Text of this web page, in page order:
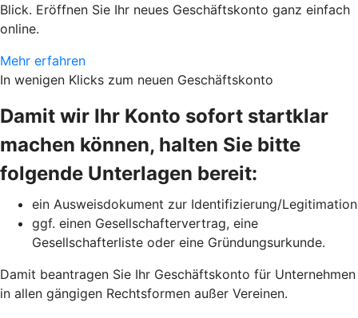
Blick. Eröffnen Sie Ihr neues Geschäftskonto ganz einfach
online.
Mehr erfahren
In wenigen Klicks zum neuen Geschäftskonto
Damit wir Ihr Konto sofort startklar
machen können, halten Sie bitte
folgende Unterlagen bereit:
ein Ausweisdokument zur Identifizierung/Legitimation
ggf. einen Gesellschaftervertrag, eine
Gesellschafterliste oder eine Gründungsurkunde.
Damit beantragen Sie Ihr Geschäftskonto für Unternehmen
in allen gängigen Rechtsformen außer Vereinen.